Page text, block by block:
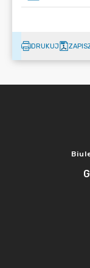
DRUKUJ